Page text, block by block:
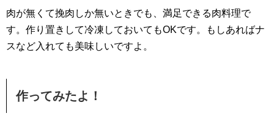
肉が無くて挽肉しか無いときでも、満足できる肉料理で
す。作り置きして冷凍しておいてもOKです。もしあればナ
スなど入れても美味しいですよ。
作ってみたよ！